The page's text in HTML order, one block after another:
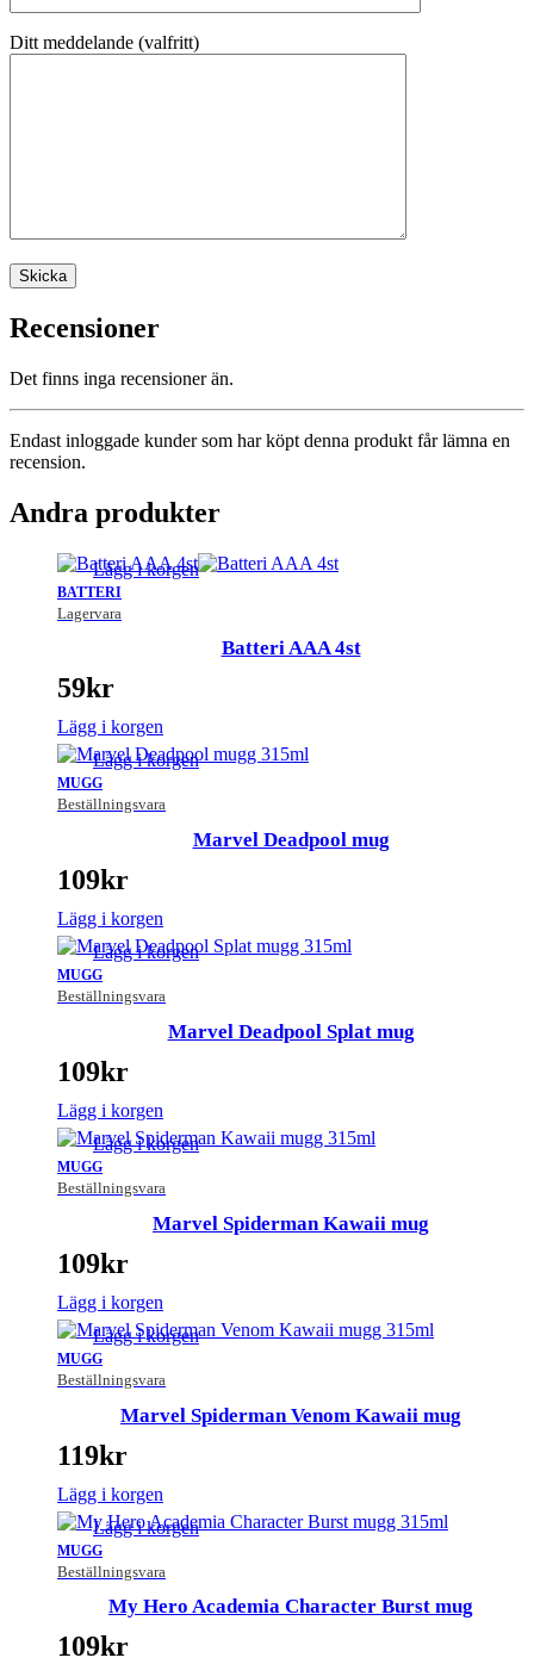
Ditt meddelande (valfritt)
Recensioner
Det finns inga recensioner än.
Endast inloggade kunder som har köpt denna produkt får lämna en
recension.
Andra produkter
BATTERI
Lagervara
Lägg i korgen
Batteri AAA 4st
59kr
Lägg i korgen
MUGG
Beställningsvara
Lägg i korgen
Marvel Deadpool mug
109kr
Lägg i korgen
MUGG
Beställningsvara
Lägg i korgen
Marvel Deadpool Splat mug
109kr
Lägg i korgen
MUGG
Beställningsvara
Lägg i korgen
Marvel Spiderman Kawaii mug
109kr
Lägg i korgen
MUGG
Beställningsvara
Lägg i korgen
Marvel Spiderman Venom Kawaii mug
119kr
Lägg i korgen
MUGG
Beställningsvara
Lägg i korgen
My Hero Academia Character Burst mug
109kr